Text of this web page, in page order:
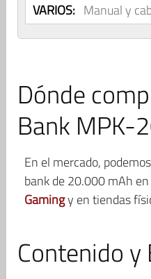
VARIOS: Manual y
Dónde
Bank MPK-
En el mercado,
bank de 20.000 mAh
Gamingy en tiendas
Contenido y